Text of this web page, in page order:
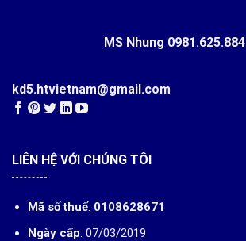
MS Nhung 0981.625.884
kd5.htvietnam@gmail.com
LIÊN HỆ VỚI CHÚNG TÔI
Mã số thuế: 0108628671
Ngày cấp: 07/03/2019